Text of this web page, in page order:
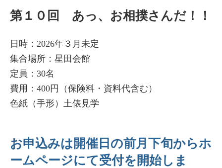
第１０回 あっ、お相撲さんだ！！
日時：2026年３月未定
集合場所：星田会館
定員：30名
費用：400円（保険料・資料代含む）
色紙（手形）土俵見学
お申込みは開催日の前月下旬からホ
ームページにて受付を開始しま